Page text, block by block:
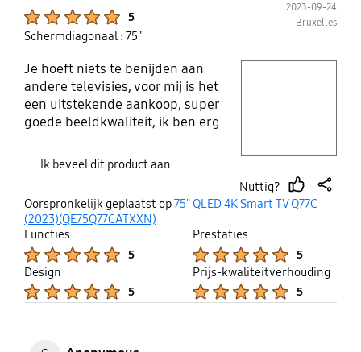
5
2023-09-24
Bruxelles
Schermdiagonaal : 75"
Je hoeft niets te benijden aan
andere televisies, voor mij is het
een uitstekende aankoop, super
goede beeldkwaliteit, ik ben erg
Ik beveel dit product aan
Nuttig?
thumbshare
Oorspronkelijk geplaatst op75" QLED 4K Smart TV Q77C
(2023)(QE75Q77CATXXN)
Functies
5
Prestaties
5
Design
5
Prijs-kwaliteitverhouding
5